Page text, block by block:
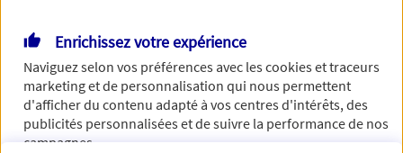
Enrichissez votre expérience
Naviguez selon vos préférences avec lescookies et traceurs
marketing et de personnalisation qui nous permettent
d'afficher du contenu adapté à vos centres d'intérêts, des
publicités personnalisées et de suivre la performance de nos
campagnes.